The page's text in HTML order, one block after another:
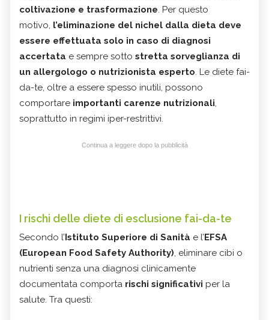
coltivazione e trasformazione . Per questo
motivo, l’eliminazione del nichel dalla dieta deve
essere effettuata solo in caso di diagnosi
accertata e sempre sotto stretta sorveglianza di
un allergologo o nutrizionista esperto . Le diete fai-
da-te, oltre a essere spesso inutili, possono
comportare importanti carenze nutrizionali
soprattutto in regimi iper-restrittivi.
Continua a leggere dopo la pubblicità
I rischi delle diete di esclusione fai-da-te
Secondo l’Istituto Superiore di Sanità e l’EFSA
(European Food Safety Authority) , eliminare cibi o
nutrienti senza una diagnosi clinicamente
documentata comporta rischi significativi per la
salute. Tra questi: